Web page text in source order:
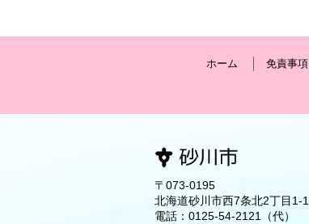
ホーム 免責事項
〒073-0195
北海道砂川市西7条北2丁目1-1
電話： 0125-54-2121
（代）